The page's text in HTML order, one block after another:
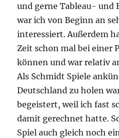
und gerne Tableau- und
war ich von Beginn an
interessiert. Außerdem
Zeit schon mal bei einer
können und war relativ
Als Schmidt Spiele
Deutschland zu holen
begeistert, weil ich fast
damit gerechnet hatte.
Spiel auch gleich noch